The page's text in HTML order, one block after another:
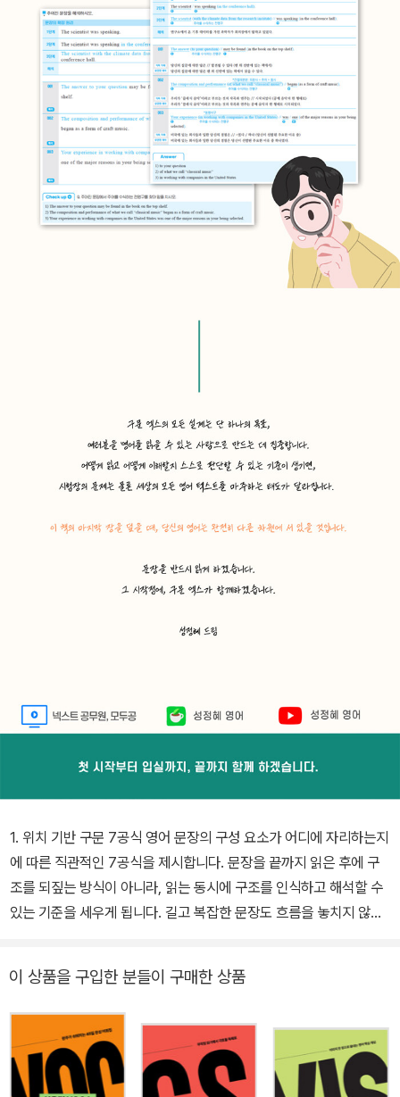
1. 위치 기반 구문 7공식 영어 문장의 구성 요소가 어디에 자리하는지
에 따른 직관적인 7공식을 제시합니다. 문장을 끝까지 읽은 후에 구
조를 되짚는 방식이 아니라, 읽는 동시에 구조를 인식하고 해석할 수
있는 기준을 세우게 됩니다. 길고 복잡한 문장도 흐름을 놓치지 않고
석력을 완성합니다. 공식별 단문 → 중문 → 장문으로 이어지는 3단
계 훈련을 통해 문장의 구조에 익숙해지는 과정을 체계화했습니다.
기초적인 문장에서 해석의 자신감을 쌓고, 복잡한 구조의 문장까지
무리 없이 확장해 나가며 주저하지 않고 해석하는 실전 감각을 자연
스럽게 만들어줍니다. 3. 속독 익힘 수험 영어는 속도 싸움입니다. 아
이 상품을 구입한 분들이 구매한 상품